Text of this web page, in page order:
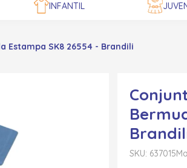
INFANTIL
Estampa SK8 26554 - Brandili
SKU: 637015